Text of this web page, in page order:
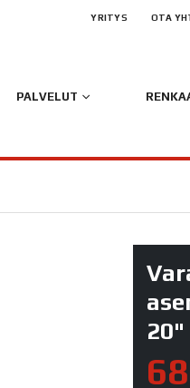
YRITYS OTA
PALVELUT
20"